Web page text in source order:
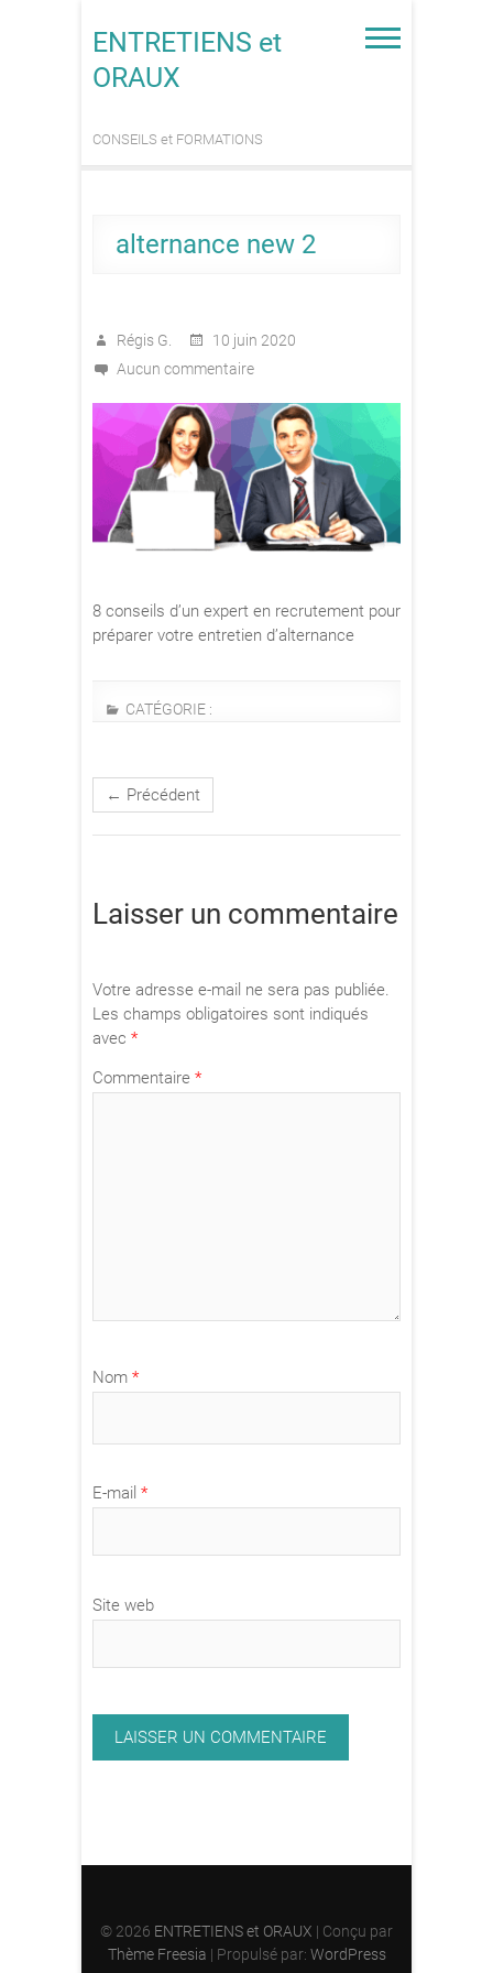
ENTRETIENS et
ORAUX
CONSEILS et FORMATIONS
alternance new 2
Régis G.
10 juin 2020
Aucun commentaire
8 conseils d’un expert en recrutement pour
préparer votre entretien d’alternance
CATÉGORIE :
← Précédent
Laisser un commentaire
Votre adresse e-mail ne sera pas publiée.
Les champs obligatoires sont indiqués
avec *
Commentaire *
Nom *
E-mail *
Site web
© 2026 ENTRETIENS et ORAUX | Conçu par
Thème Freesia | Propulsé par: WordPress